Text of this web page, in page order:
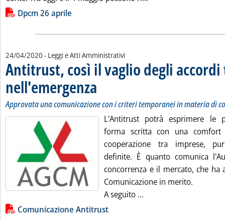
Lista allegati PDF alla notizia
Dpcm 26 aprile
24/04/2020 - Leggi e Atti Amministrativi
Antitrust, così il vaglio degli
nell'emergenza . Sottotitolo: Approvata una comunicazione con i
. Pubblicata venerdì 24 aprile 2020 alle 15.29.
Approvata una comunicazione con i criteri temporanei in materia di
L'Antitrust potrà esprimere le
forma scritta con una
cooperazione tra imprese,
definite. È quanto comunica
concorrenza e il mercato, che ha
Comunicazione in merito.
A seguito ...
Lista allegati PDF alla notizia
Comunicazione Antitrust